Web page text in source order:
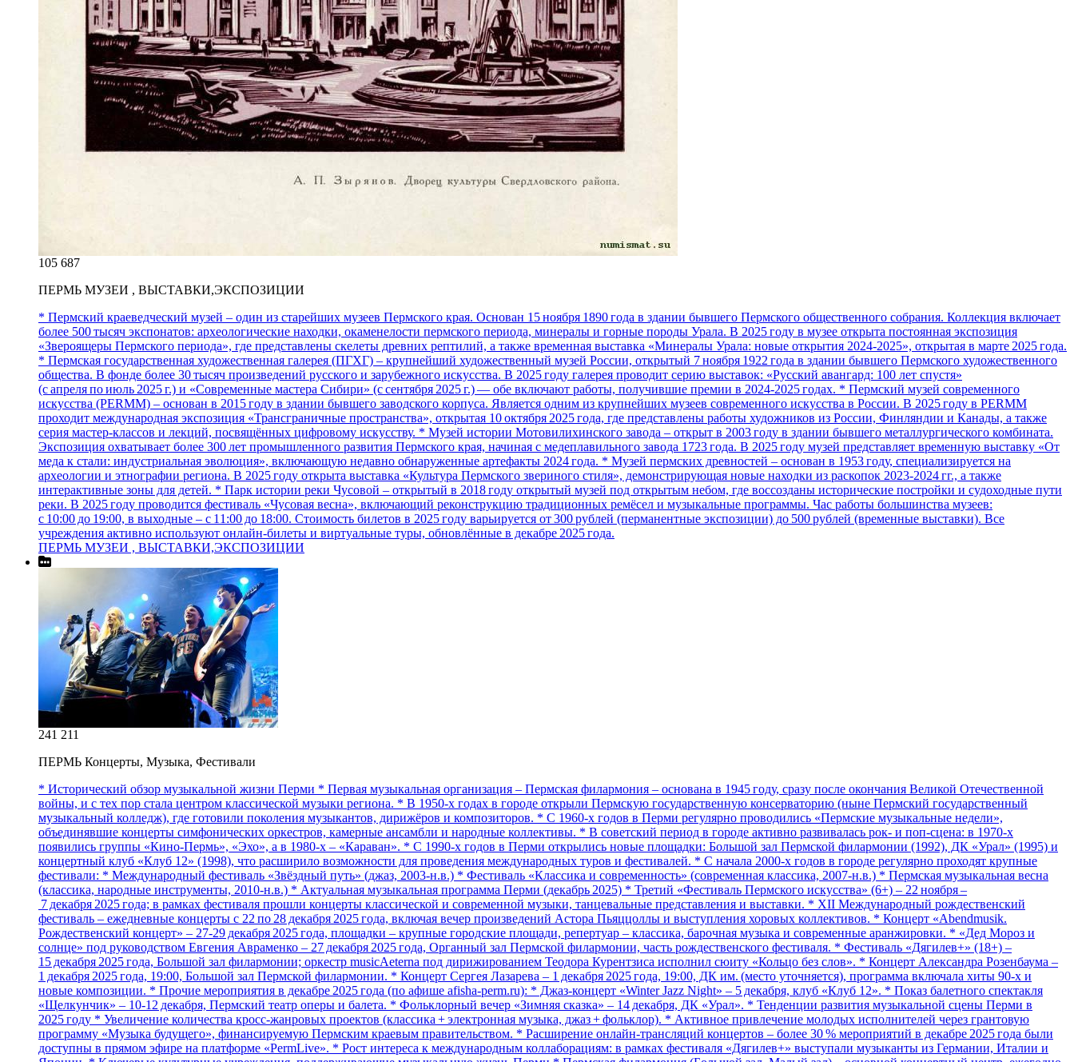
105 687
ПЕРМЬ МУЗЕИ , ВЫСТАВКИ,ЭКСПОЗИЦИИ
* Пермский краеведческий музей – один из старейших музеев Пермского края. Основан 15 ноября 1890 года в здании бывшего Пермского общественного собрания. Коллекция включает
более 500 тысяч экспонатов: археологические находки, окаменелости пермского периода, минералы и горные породы Урала. В 2025 году в музее открыта постоянная экспозиция
«Звероящеры Пермского периода», где представлены скелеты древних рептилий, а также временная выставка «Минералы Урала: новые открытия 2024‑2025», открытая в марте 2025 года.
* Пермская государственная художественная галерея (ПГХГ) – крупнейший художественный музей России, открытый 7 ноября 1922 года в здании бывшего Пермского художественного
общества. В фонде более 30 тысяч произведений русского и зарубежного искусства. В 2025 году галерея проводит серию выставок: «Русский авангард: 100 лет спустя»
(с апреля по июль 2025 г.) и «Современные мастера Сибири» (с сентября 2025 г.) — обе включают работы, получившие премии в 2024‑2025 годах. * Пермский музей современного
искусства (PERMM) – основан в 2015 году в здании бывшего заводского корпуса. Является одним из крупнейших музеев современного искусства в России. В 2025 году в PERMM
проходит международная экспозиция «Трансграничные пространства», открытая 10 октября 2025 года, где представлены работы художников из России, Финляндии и Канады, а также
серия мастер‑классов и лекций, посвящённых цифровому искусству. * Музей истории Мотовилихинского завода – открыт в 2003 году в здании бывшего металлургического комбината.
Экспозиция охватывает более 300 лет промышленного развития Пермского края, начиная с медеплавильного завода 1723 года. В 2025 году музей представляет временную выставку «От
меда к стали: индустриальная эволюция», включающую недавно обнаруженные артефакты 2024 года. * Музей пермских древностей – основан в 1953 году, специализируется на
археологии и этнографии региона. В 2025 году открыта выставка «Культура Пермского звериного стиля», демонстрирующая новые находки из раскопок 2023‑2024 гг., а также
интерактивные зоны для детей. * Парк истории реки Чусовой – открытый в 2018 году открытый музей под открытым небом, где воссозданы исторические постройки и судоходные пути
реки. В 2025 году проводится фестиваль «Чусовая весна», включающий реконструкцию традиционных ремёсел и музыкальные программы. Час работы большинства музеев:
с 10:00 до 19:00, в выходные – с 11:00 до 18:00. Стоимость билетов в 2025 году варьируется от 300 рублей (перманентные экспозиции) до 500 рублей (временные выставки). Все
учреждения активно используют онлайн‑билеты и виртуальные туры, обновлённые в декабре 2025 года.
ПЕРМЬ МУЗЕИ , ВЫСТАВКИ,ЭКСПОЗИЦИИ
241 211
ПЕРМЬ Концерты, Музыка, Фестивали
* Исторический обзор музыкальной жизни Перми * Первая музыкальная организация – Пермская филармония – основана в 1945 году, сразу после окончания Великой Отечественной
войны, и с тех пор стала центром классической музыки региона. * В 1950‑х годах в городе открыли Пермскую государственную консерваторию (ныне Пермский государственный
музыкальный колледж), где готовили поколения музыкантов, дирижёров и композиторов. * С 1960‑х годов в Перми регулярно проводились «Пермские музыкальные недели»,
объединявшие концерты симфонических оркестров, камерные ансамбли и народные коллективы. * В советский период в городе активно развивалась рок‑ и поп‑сцена: в 1970‑х
появились группы «Кино‑Пермь», «Эхо», а в 1980‑х – «Караван». * С 1990‑х годов в Перми открылись новые площадки: Большой зал Пермской филармонии (1992), ДК «Урал» (1995) и
концертный клуб «Клуб 12» (1998), что расширило возможности для проведения международных туров и фестивалей. * С начала 2000‑х годов в городе регулярно проходят крупные
фестивали: * Международный фестиваль «Звёздный путь» (джаз, 2003‑н.в.) * Фестиваль «Классика и современность» (современная классика, 2007‑н.в.) * Пермская музыкальная весна
(классика, народные инструменты, 2010‑н.в.) * Актуальная музыкальная программа Перми (декабрь 2025) * Третий «Фестиваль Пермского искусства» (6+) – 22 ноября –
7 декабря 2025 года; в рамках фестиваля прошли концерты классической и современной музыки, танцевальные представления и выставки. * XII Международный рождественский
фестиваль – ежедневные концерты с 22 по 28 декабря 2025 года, включая вечер произведений Астора Пьяццоллы и выступления хоровых коллективов. * Концерт «Abendmusik.
Рождественский концерт» – 27‑29 декабря 2025 года, площадки – крупные городские площади, репертуар – классика, барочная музыка и современные аранжировки. * «Дед Мороз и
солнце» под руководством Евгения Авраменко – 27 декабря 2025 года, Органный зал Пермской филармонии, часть рождественского фестиваля. * Фестиваль «Дягилев+» (18+) –
15 декабря 2025 года, Большой зал филармонии; оркестр musicAeterna под дирижированием Теодора Курентзиса исполнил сюиту «Кольцо без слов». * Концерт Александра Розенбаума –
1 декабря 2025 года, 19:00, Большой зал Пермской филармонии. * Концерт Сергея Лазарева – 1 декабря 2025 года, 19:00, ДК им. (место уточняется), программа включала хиты 90‑х и
новые композиции. * Прочие мероприятия в декабре 2025 года (по афише afisha-perm.ru): * Джаз‑концерт «Winter Jazz Night» – 5 декабря, клуб «Клуб 12». * Показ балетного спектакля
«Щелкунчик» – 10‑12 декабря, Пермский театр оперы и балета. * Фольклорный вечер «Зимняя сказка» – 14 декабря, ДК «Урал». * Тенденции развития музыкальной сцены Перми в
2025 году * Увеличение количества кросс‑жанровых проектов (классика + электронная музыка, джаз + фольклор). * Активное привлечение молодых исполнителей через грантовую
программу «Музыка будущего», финансируемую Пермским краевым правительством. * Расширение онлайн‑трансляций концертов – более 30 % мероприятий в декабре 2025 года были
доступны в прямом эфире на платформе «PermLive». * Рост интереса к международным коллаборациям: в рамках фестиваля «Дягилев+» выступали музыканты из Германии, Италии и